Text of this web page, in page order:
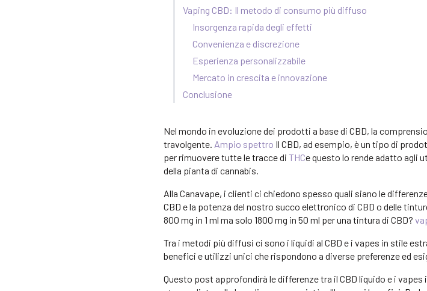
Vaping CBD: Il metodo di consumo più diffuso
Insorgenza rapida degli effetti
Convenienza e discrezione
Esperienza personalizzabile
Mercato in crescita e innovazione
Conclusione
Nel mondo in evoluzione dei prodotti a base di CBD, la
travolgente. Ampio spettro Il CBD, ad esempio, è un tipo di
per rimuovere tutte le tracce di THCe questo lo rende adatto agli
della pianta di cannabis.
Alla Canavape, i clienti ci chiedono spesso quali siano le
CBD e la potenza del nostro succo elettronico di CBD o delle
800 mg in 1 ml ma solo 1800 mg in 50 ml per una tintura di CBD?
Tra i metodi più diffusi ci sono i liquidi al CBD e i vapes in stile
benefici e utilizzi unici che rispondono a diverse preferenze ed
Questo post approfondirà le differenze tra il CBD liquido e i